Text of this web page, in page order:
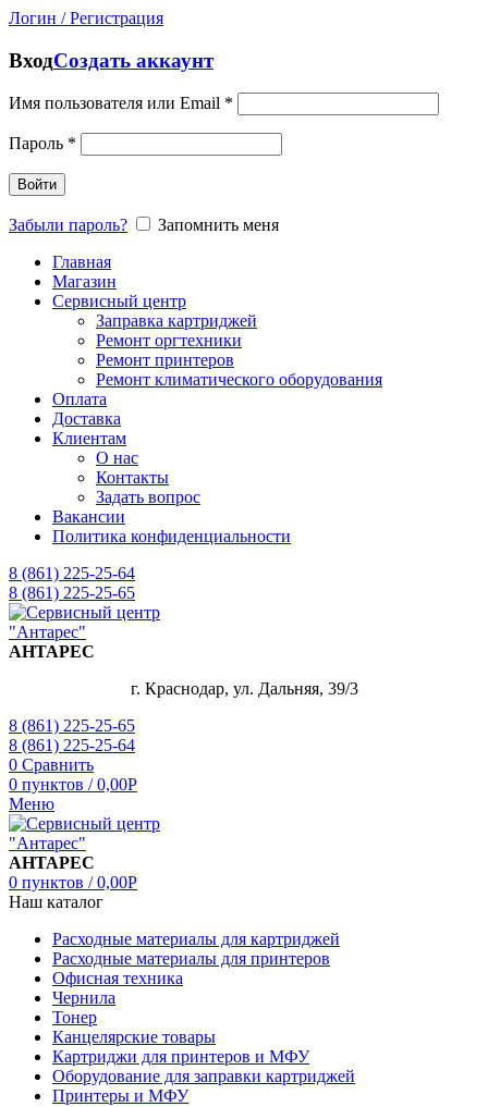
Логин / Регистрация
ВходСоздать аккаунт
Имя пользователя или Email *
Пароль *
Войти
Забыли пароль?
Запомнить меня
Главная
Магазин
Сервисный центр
Заправка картриджей
Ремонт оргтехники
Ремонт принтеров
Ремонт климатического оборудования
Оплата
Доставка
Клиентам
О нас
Контакты
Задать вопрос
Вакансии
Политика конфиденциальности
8 (861) 225-25-64
8 (861) 225-25-65
АНТАРЕС
г. Краснодар, ул. Дальняя, 39/3
8 (861) 225-25-65
8 (861) 225-25-64
0 Сравнить
0 пунктов / 0,00Р
Меню
АНТАРЕС
0 пунктов / 0,00Р
Наш каталог
Расходные материалы для картриджей
Расходные материалы для принтеров
Офисная техника
Чернила
Тонер
Канцелярские товары
Картриджи для принтеров и МФУ
Оборудование для заправки картриджей
Принтеры и МФУ